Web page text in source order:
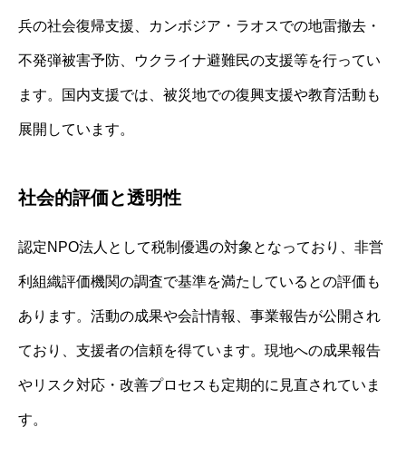
兵の社会復帰支援、カンボジア・ラオスでの地雷撤去・
不発弾被害予防、ウクライナ避難民の支援等を行ってい
ます。国内支援では、被災地での復興支援や教育活動も
展開しています。
社会的評価と透明性
認定NPO法人として税制優遇の対象となっており、非営
利組織評価機関の調査で基準を満たしているとの評価も
あります。活動の成果や会計情報、事業報告が公開され
ており、支援者の信頼を得ています。現地への成果報告
やリスク対応・改善プロセスも定期的に見直されていま
す。